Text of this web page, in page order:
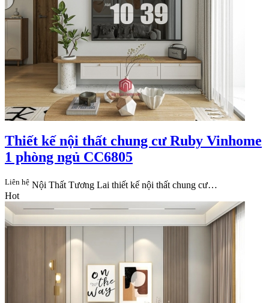
Thiết kế nội thất chung cư Ruby Vinhome
1 phòng ngủ CC6805
Liên hệ Nội Thất Tương Lai​ thiết kế nội thất chung cư…
Hot